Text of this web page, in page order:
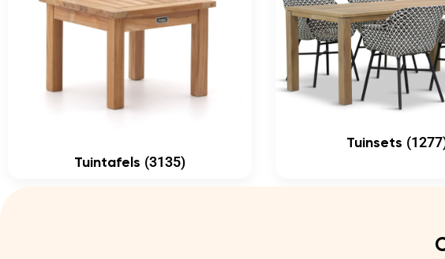
Tuintafels (3135)
Tuinsets